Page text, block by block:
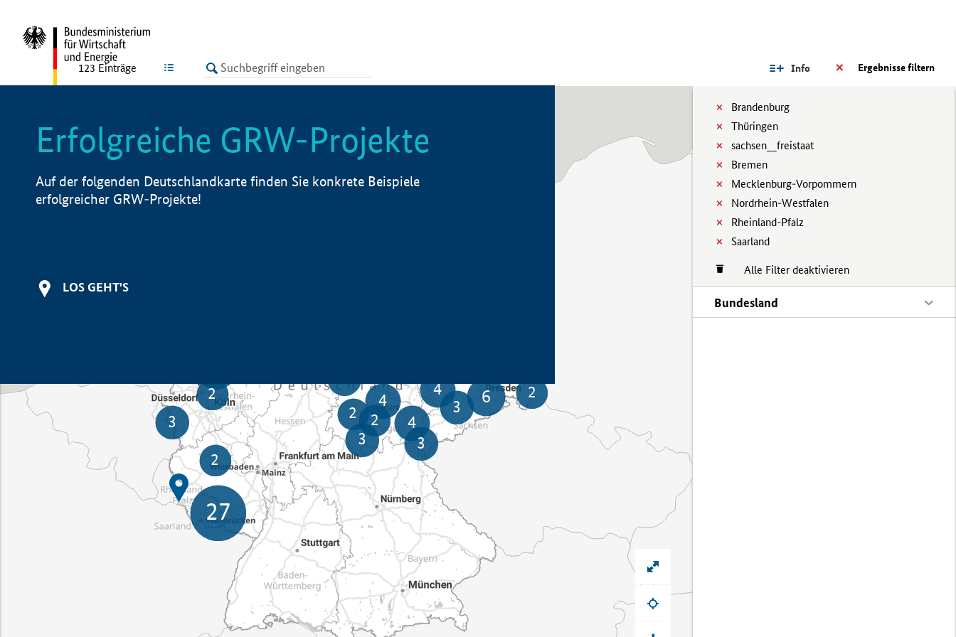
LISTE Ergebnisse filtern
Info
Brandenburg
Thüringen
sachsen__freistaat
Bremen
Mecklenburg-Vorpommern
Nordrhein-Westfalen
Rheinland-Pfalz
Saarland
Alle Filter deaktivieren
Bundesland
123 Einträge
Erfolgreiche GRW-Projekte
Auf der folgenden Deutschlandkarte finden Sie konkrete Beispiele
erfolgreicher GRW-Projekte!
LOS GEHT'S